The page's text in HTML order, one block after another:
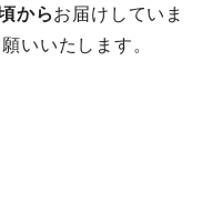
からお届けしていま
いいたします。